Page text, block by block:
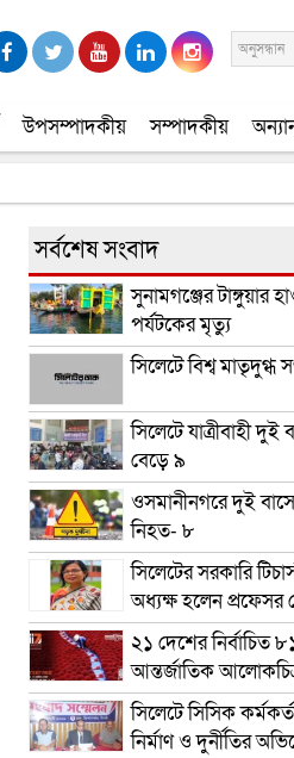
উপসম্পাদকীয় সম্পাদকীয়
সর্বশেষ সংবাদ
সুনামগঞ্জের টাঙ্গুয়ার
পর্যটকের মৃত্যু
সিলেটে বিশ্ব মাতৃদুগ্ধ
সিলেটে যাত্রীবাহী দুই
বেড়ে ৯
ওসমানীনগরে দুই
নিহত- ৮
সিলেটের সরকারি
অধ্যক্ষ হলেন
২১ দেশের নির্বাচিত
আন্তর্জাতিক
সিলেটে সিসিক
নির্মাণ ও দুর্নীতির